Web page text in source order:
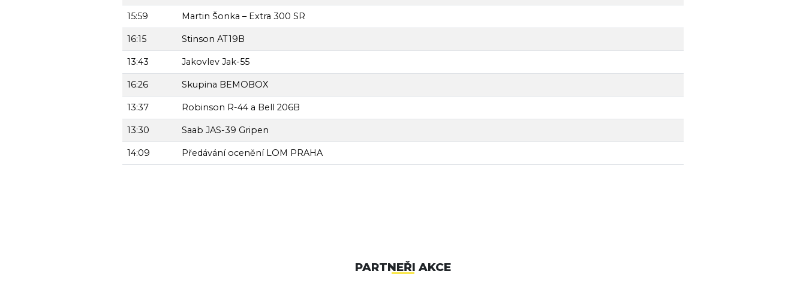
15:59 Martin Šonka – Extra 300 SR
16:15 Stinson AT19B
13:43 Jakovlev Jak-55
16:26 Skupina BEMOBOX
13:37 Robinson R-44 a Bell 206B
13:30 Saab JAS-39 Gripen
14:09 Předávání ocenění LOM PRAHA
PARTNEŘI AKCE